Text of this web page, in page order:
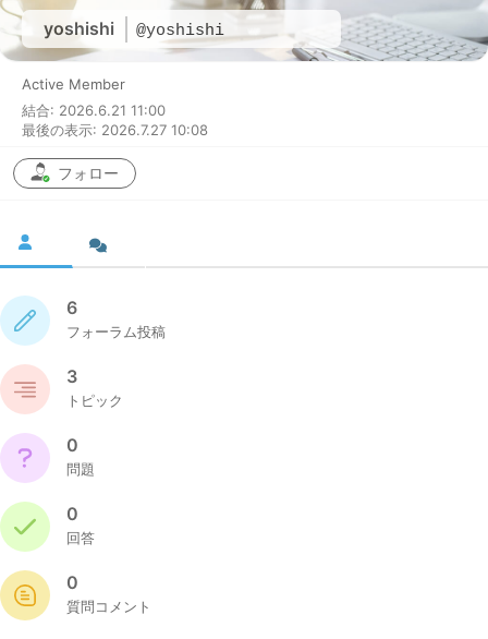
yoshishi @yoshishi
Active Member
結合: 2026.6.21 11:00
最後の表示: 2026.7.27 10:08
フォロー
6
フォーラム投稿
3
トピック
0
問題
0
回答
0
質問コメント